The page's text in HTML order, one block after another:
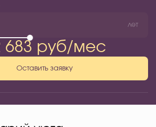
лет
683 руб/мес
Оставить заявку